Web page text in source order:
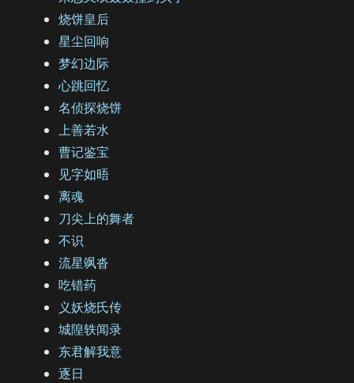
烧饼皇后
星尘回响
梦幻边际
心跳回忆
名侦探烧饼
上善若水
曹记鉴宝
见字如晤
离魂
刀尖上的舞者
不识
流星飒沓
吃错药
义妖烧氏传
城隍轶闻录
东君解我意
逐日